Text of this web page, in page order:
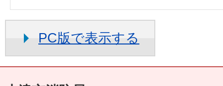
PC版で表示する